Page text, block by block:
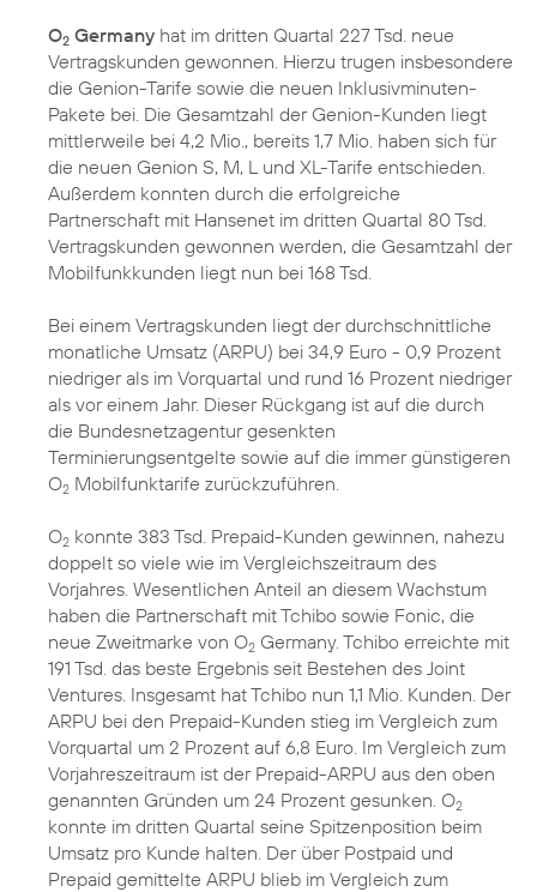
O2 Germany hat im dritten Quartal 227 Tsd. neue
Vertragskunden gewonnen. Hierzu trugen insbesondere
die Genion-Tarife sowie die neuen Inklusivminuten-
Pakete bei. Die Gesamtzahl der Genion-Kunden liegt
mittlerweile bei 4,2 Mio., bereits 1,7 Mio. haben sich für
die neuen Genion S, M, L und XL-Tarife entschieden.
Außerdem konnten durch die erfolgreiche
Partnerschaft mit Hansenet im dritten Quartal 80 Tsd.
Vertragskunden gewonnen werden, die Gesamtzahl der
Mobilfunkkunden liegt nun bei 168 Tsd.
Bei einem Vertragskunden liegt der durchschnittliche
monatliche Umsatz (ARPU) bei 34,9 Euro - 0,9 Prozent
niedriger als im Vorquartal und rund 16 Prozent niedriger
als vor einem Jahr. Dieser Rückgang ist auf die durch
die Bundesnetzagentur gesenkten
Terminierungsentgelte sowie auf die immer günstigeren
O2 Mobilfunktarife zurückzuführen.
O2 konnte 383 Tsd. Prepaid-Kunden gewinnen, nahezu
doppelt so viele wie im Vergleichszeitraum des
Vorjahres. Wesentlichen Anteil an diesem Wachstum
haben die Partnerschaft mit Tchibo sowie Fonic, die
neue Zweitmarke von O2 Germany. Tchibo erreichte mit
191 Tsd. das beste Ergebnis seit Bestehen des Joint
Ventures. Insgesamt hat Tchibo nun 1,1 Mio. Kunden. Der
ARPU bei den Prepaid-Kunden stieg im Vergleich zum
Vorquartal um 2 Prozent auf 6,8 Euro. Im Vergleich zum
Vorjahreszeitraum ist der Prepaid-ARPU aus den oben
genannten Gründen um 24 Prozent gesunken. O2
konnte im dritten Quartal seine Spitzenposition beim
Umsatz pro Kunde halten. Der über Postpaid und
Prepaid gemittelte ARPU blieb im Vergleich zum